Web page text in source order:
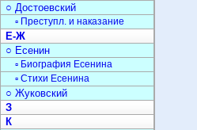
○ Достоевский
▫ Преступл. и наказание
Е-Ж
○ Есенин
▫ Биография Есенина
▫ Стихи Есенина
○ Жуковский
З
К